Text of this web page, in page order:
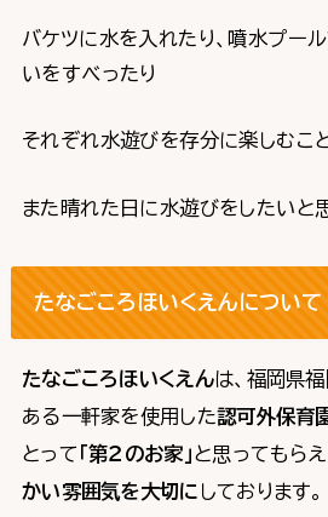
バケツに水を入れたり、噴水プー
いをすべったり
それぞれ水遊びを存分に楽しむこ
また晴れた日に水遊びをしたいと
たなごころほいくえんについて
たなごころほいくえんは、福岡県
ある一軒家を使用した認可外保育
とって 「第２のお家」と思ってもら
かい雰囲気を大切に しております